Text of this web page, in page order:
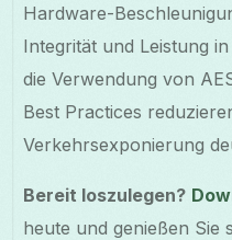
Hardware-
Integrität und Leistung
die Verwendung von
Best Practices
Verkehrsexponierung
Bereit loszulegen?
heute und genießen Sie